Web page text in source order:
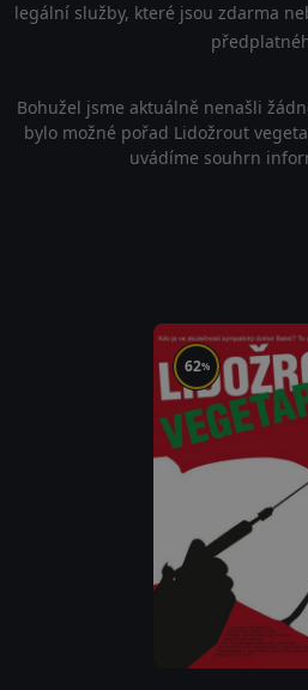
legální služby, které jsou zdarma
Bohužel jsme aktuálně nenašli
bylo možné pořad Lidožrout
uvádíme souhrn
62%